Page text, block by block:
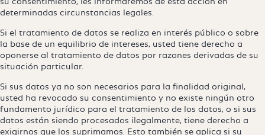
determinadas circunstancias legales.
Si el tratamiento de datos se realiza en interés público o sobre
la base de un equilibrio de intereses, usted tiene derecho a
oponerse al tratamiento de datos por razones derivadas de su
situación particular.
Si sus datos ya no son necesarios para la finalidad original,
usted ha revocado su consentimiento y no existe ningún otro
fundamento jurídico para el tratamiento de los datos, o si sus
datos están siendo procesados ilegalmente, tiene derecho a
exigirnos que los suprimamos. Esto también se aplica si su